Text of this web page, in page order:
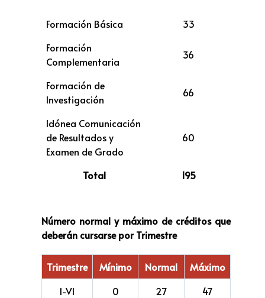
Formación Básica
33
Formación
Complementaria
36
Formación de
Investigación
66
Idónea Comunicación
de Resultados y
Examen de Grado
60
Total 195
Número normal y máximo de créditos que
deberán cursarse por Trimestre
Trimestre Mínimo Normal
Máximo
I-VI
0 27 47